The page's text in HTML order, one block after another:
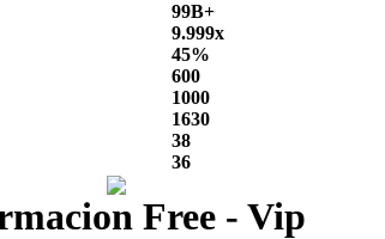
99B+
9.999x
45%
600
1000
1630
38
36
Free - Vip